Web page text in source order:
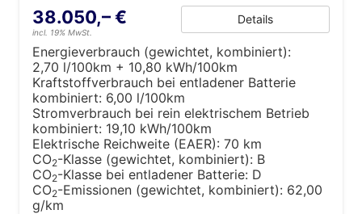
38.050,– €
incl. 19% MwSt.
Details
Energieverbrauch (gewichtet, kombiniert):
2,70 l/100km + 10,80 kWh/100km
Kraftstoffverbrauch bei entladener Batterie
kombiniert: 6,00 l/100km
Stromverbrauch bei rein elektrischem Betrieb
kombiniert: 19,10 kWh/100km
Elektrische Reichweite (EAER): 70 km
CO2-Klasse (gewichtet, kombiniert): B
CO2-Klasse bei entladener Batterie: D
CO2-Emissionen (gewichtet, kombiniert): 62,00
g/km